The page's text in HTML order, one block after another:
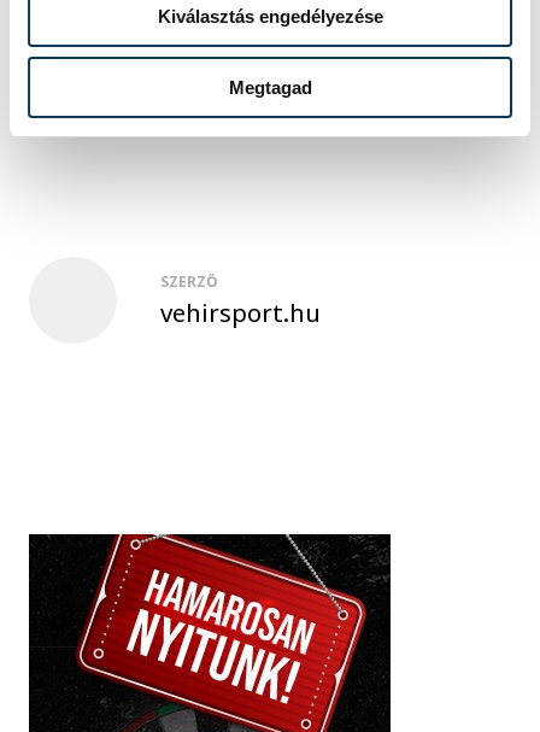
Kiválasztás engedélyezése
Megtagad
közleményben.
sport ország-világ úszás
SZERZŐ
vehirsport.hu